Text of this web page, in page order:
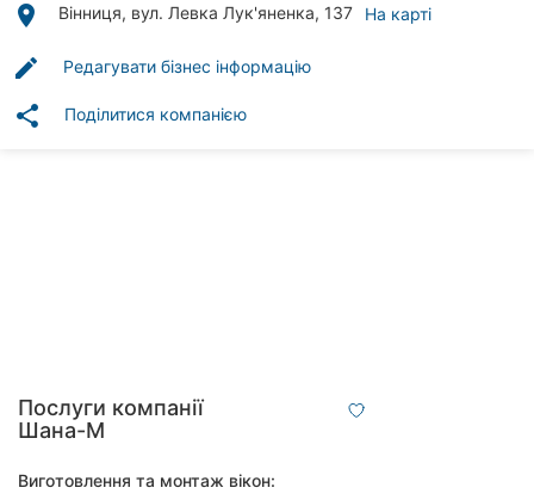
Всі
Хмельницький
place Вінниця, вул. Левка Лук'яненка, 137 На карті
edit Редагувати бізнес інформацію
share Поділитися компанією
Послуги компанії
Шана-М
Виготовлення та монтаж вікон: